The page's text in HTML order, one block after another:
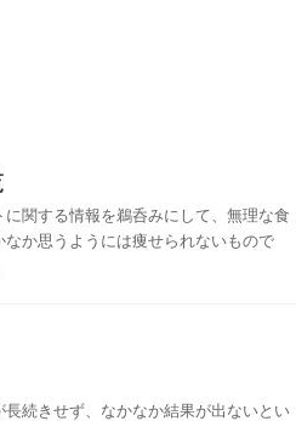
関する情報を鵜呑みにして、無理な食
か思うようには痩せられないもので
長続きせず、なかなか結果が出ないとい